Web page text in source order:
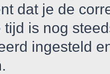
dat je de
tijd is nog
ingesteld